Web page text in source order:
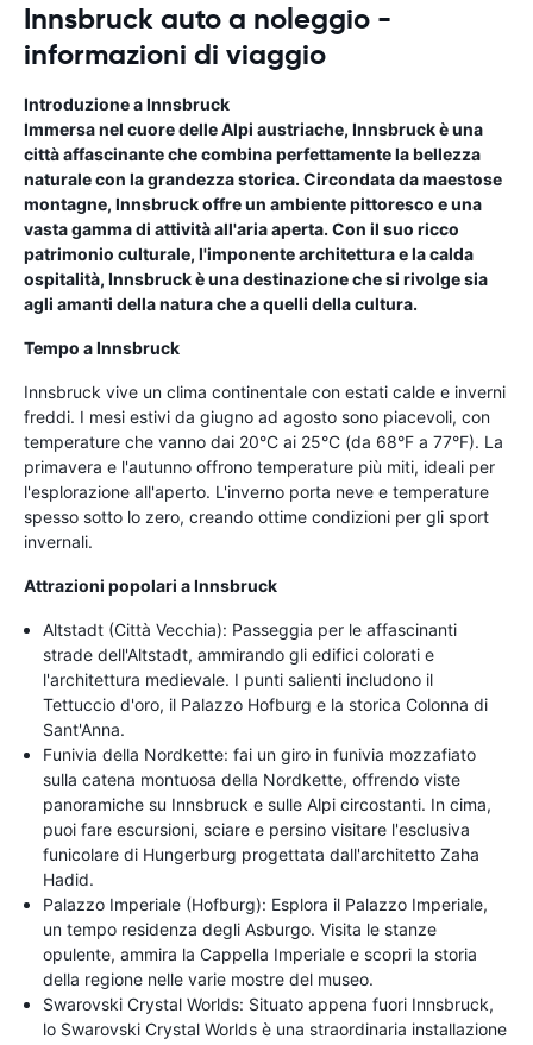
Innsbruck auto a noleggio -
informazioni di viaggio
Introduzione a Innsbruck
Immersa nel cuore delle Alpi austriache, Innsbruck è una
città affascinante che combina perfettamente la bellezza
naturale con la grandezza storica. Circondata da maestose
montagne, Innsbruck offre un ambiente pittoresco e una
vasta gamma di attività all'aria aperta. Con il suo ricco
patrimonio culturale, l'imponente architettura e la calda
ospitalità, Innsbruck è una destinazione che si rivolge sia
agli amanti della natura che a quelli della cultura.
Tempo a Innsbruck
Innsbruck vive un clima continentale con estati calde e inverni
freddi. I mesi estivi da giugno ad agosto sono piacevoli, con
temperature che vanno dai 20°C ai 25°C (da 68°F a 77°F). La
primavera e l'autunno offrono temperature più miti, ideali per
l'esplorazione all'aperto. L'inverno porta neve e temperature
spesso sotto lo zero, creando ottime condizioni per gli sport
invernali.
Attrazioni popolari a Innsbruck
Altstadt (Città Vecchia): Passeggia per le affascinanti
strade dell'Altstadt, ammirando gli edifici colorati e
l'architettura medievale. I punti salienti includono il
Tettuccio d'oro, il Palazzo Hofburg e la storica Colonna di
Sant'Anna.
Funivia della Nordkette: fai un giro in funivia mozzafiato
sulla catena montuosa della Nordkette, offrendo viste
panoramiche su Innsbruck e sulle Alpi circostanti. In cima,
puoi fare escursioni, sciare e persino visitare l'esclusiva
funicolare di Hungerburg progettata dall'architetto Zaha
Hadid.
Palazzo Imperiale (Hofburg): Esplora il Palazzo Imperiale,
un tempo residenza degli Asburgo. Visita le stanze
opulente, ammira la Cappella Imperiale e scopri la storia
della regione nelle varie mostre del museo.
Swarovski Crystal Worlds: Situato appena fuori Innsbruck,
lo Swarovski Crystal Worlds è una straordinaria installazione